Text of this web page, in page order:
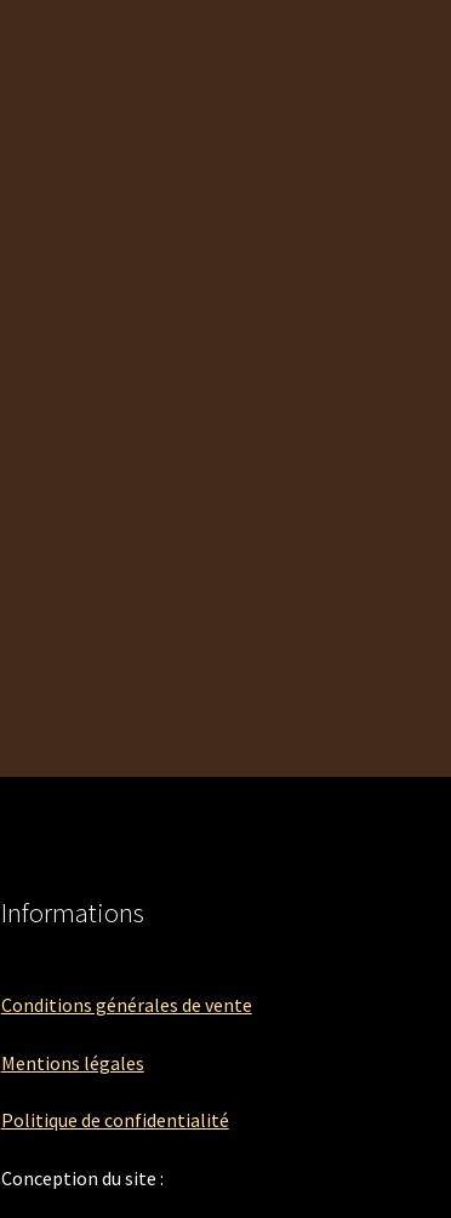
Informations
Conditions générales de vente
Mentions légales
Politique de confidentialité
Conception du site :